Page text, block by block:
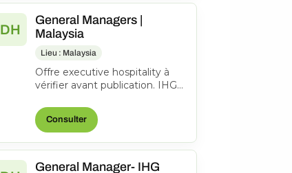
DH
General Managers |
Malaysia
Lieu : Malaysia
Offre executive hospitality à
vérifier avant publication. IHG
l’offre d’origine
Consulter
General Manager- IHG